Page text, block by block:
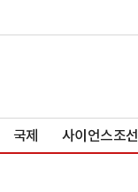
국제 사이언스조선